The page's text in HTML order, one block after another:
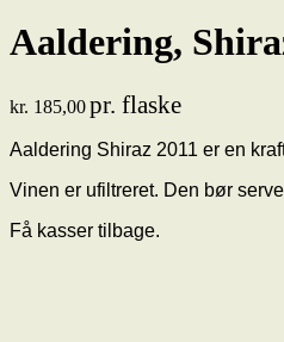
Aaldering,
kr. 185,00pr. flaske
Aaldering Shiraz 2011 er en
Vinen er ufiltreret. Den bør
Få kasser tilbage.